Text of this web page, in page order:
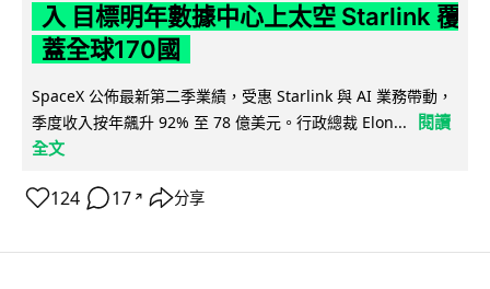
入 目標明年數據中心上太空 Starlink 覆
蓋全球170國
SpaceX 公佈最新第二季業績，受惠 Starlink 與 AI 業務帶動，
季度收入按年飆升 92% 至 78 億美元。行政總裁 Elon...
閱讀
全文
124 17 ↗ 分享